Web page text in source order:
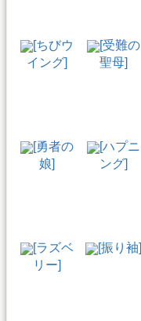
[ちびウ
イング]
[受難の
聖母]
[勇者の
娘]
[ハプニ
ング]
[ラズベ
リー]
[振り袖]